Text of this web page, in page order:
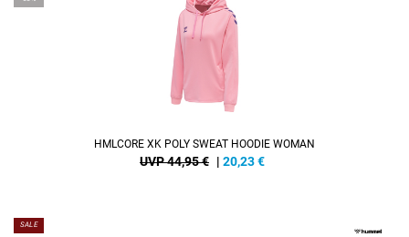
HMLCORE XK POLY SWEAT HOODIE WOMAN
UVP 44,95 € | 20,23€
SALE